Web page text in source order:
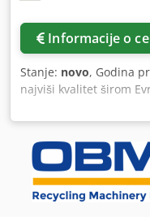
Informacije o
Stanje: novo, Godina
najviši kvalitet širom
standardne modele
vrhunskog evropskog
modelima: Doppstadt
SM 620 / SM 720 / SM
Maxx, Mustang,
Neuenhauser i
karakteristike i